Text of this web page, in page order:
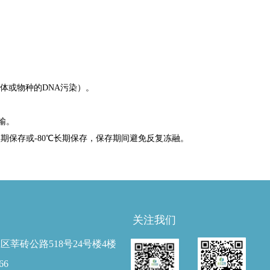
或物种的DNA污染）。
。
保存或-80℃长期保存，保存期间避免反复冻融。
莘砖公路518号24号楼4楼
关注我们